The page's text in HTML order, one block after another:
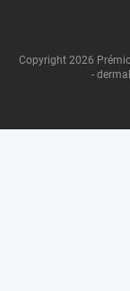
Copyright 2026
-